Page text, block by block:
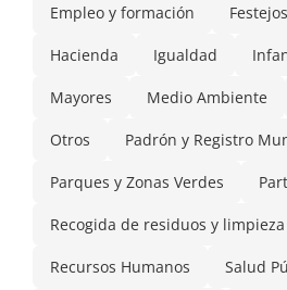
Empleo y formación Festejos
Hacienda Igualdad
Mayores Medio Ambiente
Otros Padrón y Registro
Parques y Zonas Verdes
Recogida de residuos y
Recursos Humanos Salud